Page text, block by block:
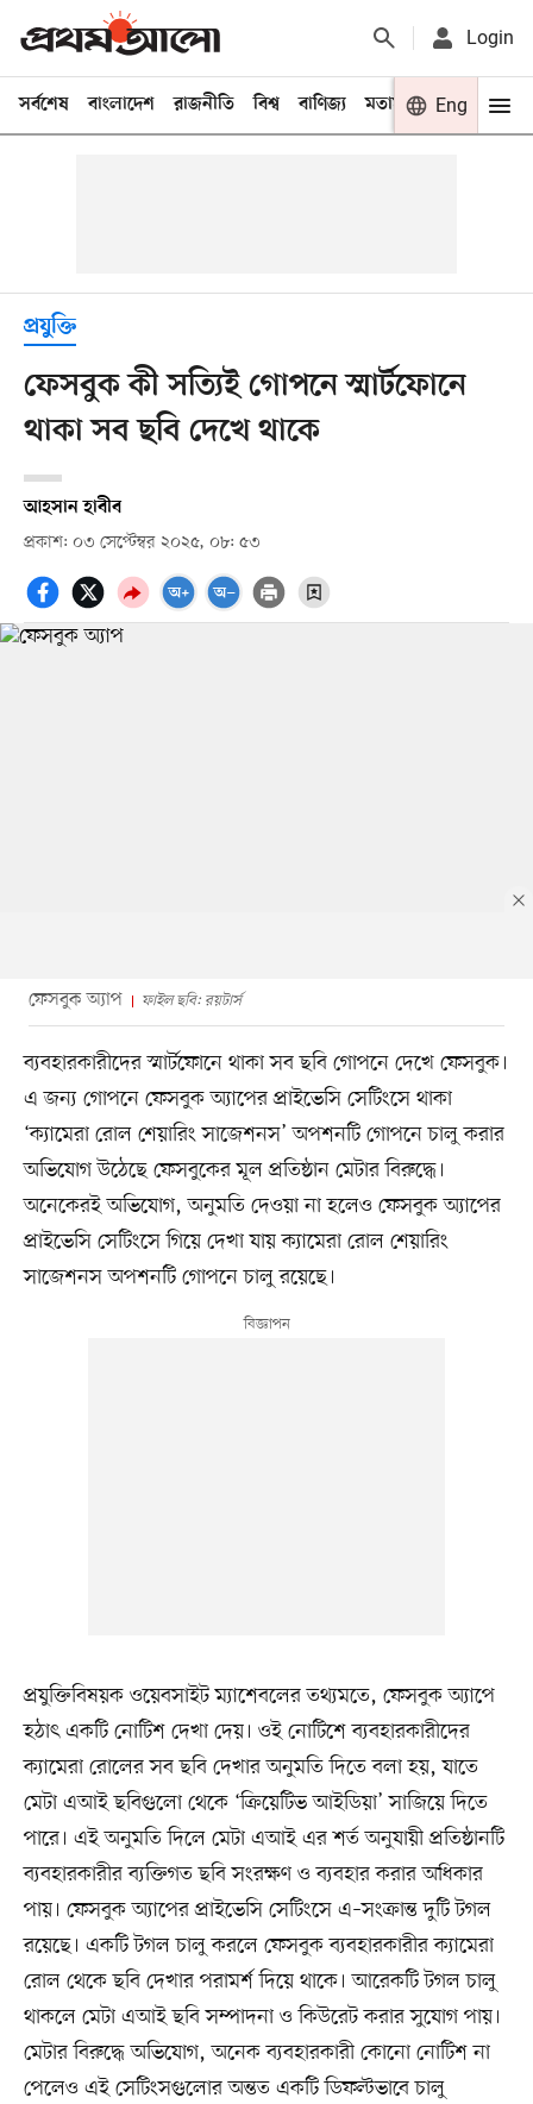
Login
সর্বশেষ বাংলাদেশ রাজনীতি বিশ্ব বাণিজ্য মতামত খেলা
Eng
প্রযুক্তি
ফেসবুক কী সত্যিই গোপনে স্মার্টফোনে
থাকা সব ছবি দেখে থাকে
আহসান হাবীব
প্রকাশ: ০৩ সেপ্টেম্বর ২০২৫, ০৮: ৫৩
ফেসবুক অ্যাপ ফাইল ছবি: রয়টার্স
ব্যবহারকারীদের স্মার্টফোনে থাকা সব ছবি গোপনে দেখে ফেসবুক।
এ জন্য গোপনে ফেসবুক অ্যাপের প্রাইভেসি সেটিংসে থাকা
‘ক্যামেরা রোল শেয়ারিং সাজেশনস’ অপশনটি গোপনে চালু করার
অভিযোগ উঠেছে ফেসবুকের মূল প্রতিষ্ঠান মেটার বিরুদ্ধে।
অনেকেরই অভিযোগ, অনুমতি দেওয়া না হলেও ফেসবুক অ্যাপের
প্রাইভেসি সেটিংসে গিয়ে দেখা যায় ক্যামেরা রোল শেয়ারিং
সাজেশনস অপশনটি গোপনে চালু রয়েছে।
প্রযুক্তিবিষয়ক ওয়েবসাইট ম্যাশেবলের তথ্যমতে, ফেসবুক অ্যাপে
হঠাৎ একটি নোটিশ দেখা দেয়। ওই নোটিশে ব্যবহারকারীদের
ক্যামেরা রোলের সব ছবি দেখার অনুমতি দিতে বলা হয়, যাতে
মেটা এআই ছবিগুলো থেকে ‘ক্রিয়েটিভ আইডিয়া’ সাজিয়ে দিতে
পারে। এই অনুমতি দিলে মেটা এআই এর শর্ত অনুযায়ী প্রতিষ্ঠানটি
ব্যবহারকারীর ব্যক্তিগত ছবি সংরক্ষণ ও ব্যবহার করার অধিকার
পায়। ফেসবুক অ্যাপের প্রাইভেসি সেটিংসে এ–সংক্রান্ত দুটি টগল
রয়েছে। একটি টগল চালু করলে ফেসবুক ব্যবহারকারীর ক্যামেরা
রোল থেকে ছবি দেখার পরামর্শ দিয়ে থাকে। আরেকটি টগল চালু
থাকলে মেটা এআই ছবি সম্পাদনা ও কিউরেট করার সুযোগ পায়।
মেটার বিরুদ্ধে অভিযোগ, অনেক ব্যবহারকারী কোনো নোটিশ না
পেলেও এই সেটিংসগুলোর অন্তত একটি ডিফল্টভাবে চালু